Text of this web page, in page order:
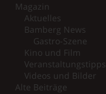
Magazin
Aktuelles
Bamberg News
Gastro-Szene
Kino und Film
Veranstaltungstipps
Videos und Bilder
Alte Beiträge